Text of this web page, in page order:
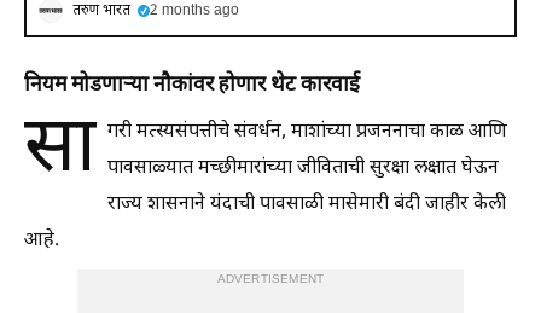
तरुण भारत 2 months ago
नियम मोडणाऱ्या नौकांवर होणार थेट कारवाई
सा गरी मत्स्यसंपत्तीचे संवर्धन, माशांच्या प्रजननाचा काळ आणि
पावसाळ्यात मच्छीमारांच्या जीविताची सुरक्षा लक्षात घेऊन
राज्य शासनाने यंदाची पावसाळी मासेमारी बंदी जाहीर केली
आहे.
ADVERTISEMENT